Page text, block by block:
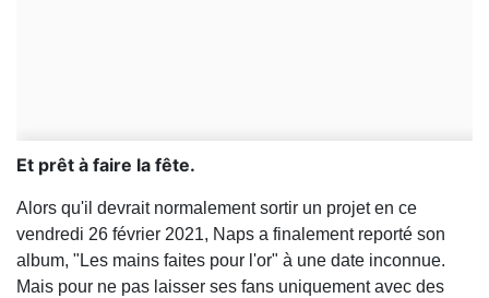
Et prêt à faire la fête.
Alors qu'il devrait normalement sortir un projet en ce
vendredi 26 février 2021, Naps a finalement reporté son
album, "Les mains faites pour l'or" à une date inconnue.
Mais pour ne pas laisser ses fans uniquement avec des